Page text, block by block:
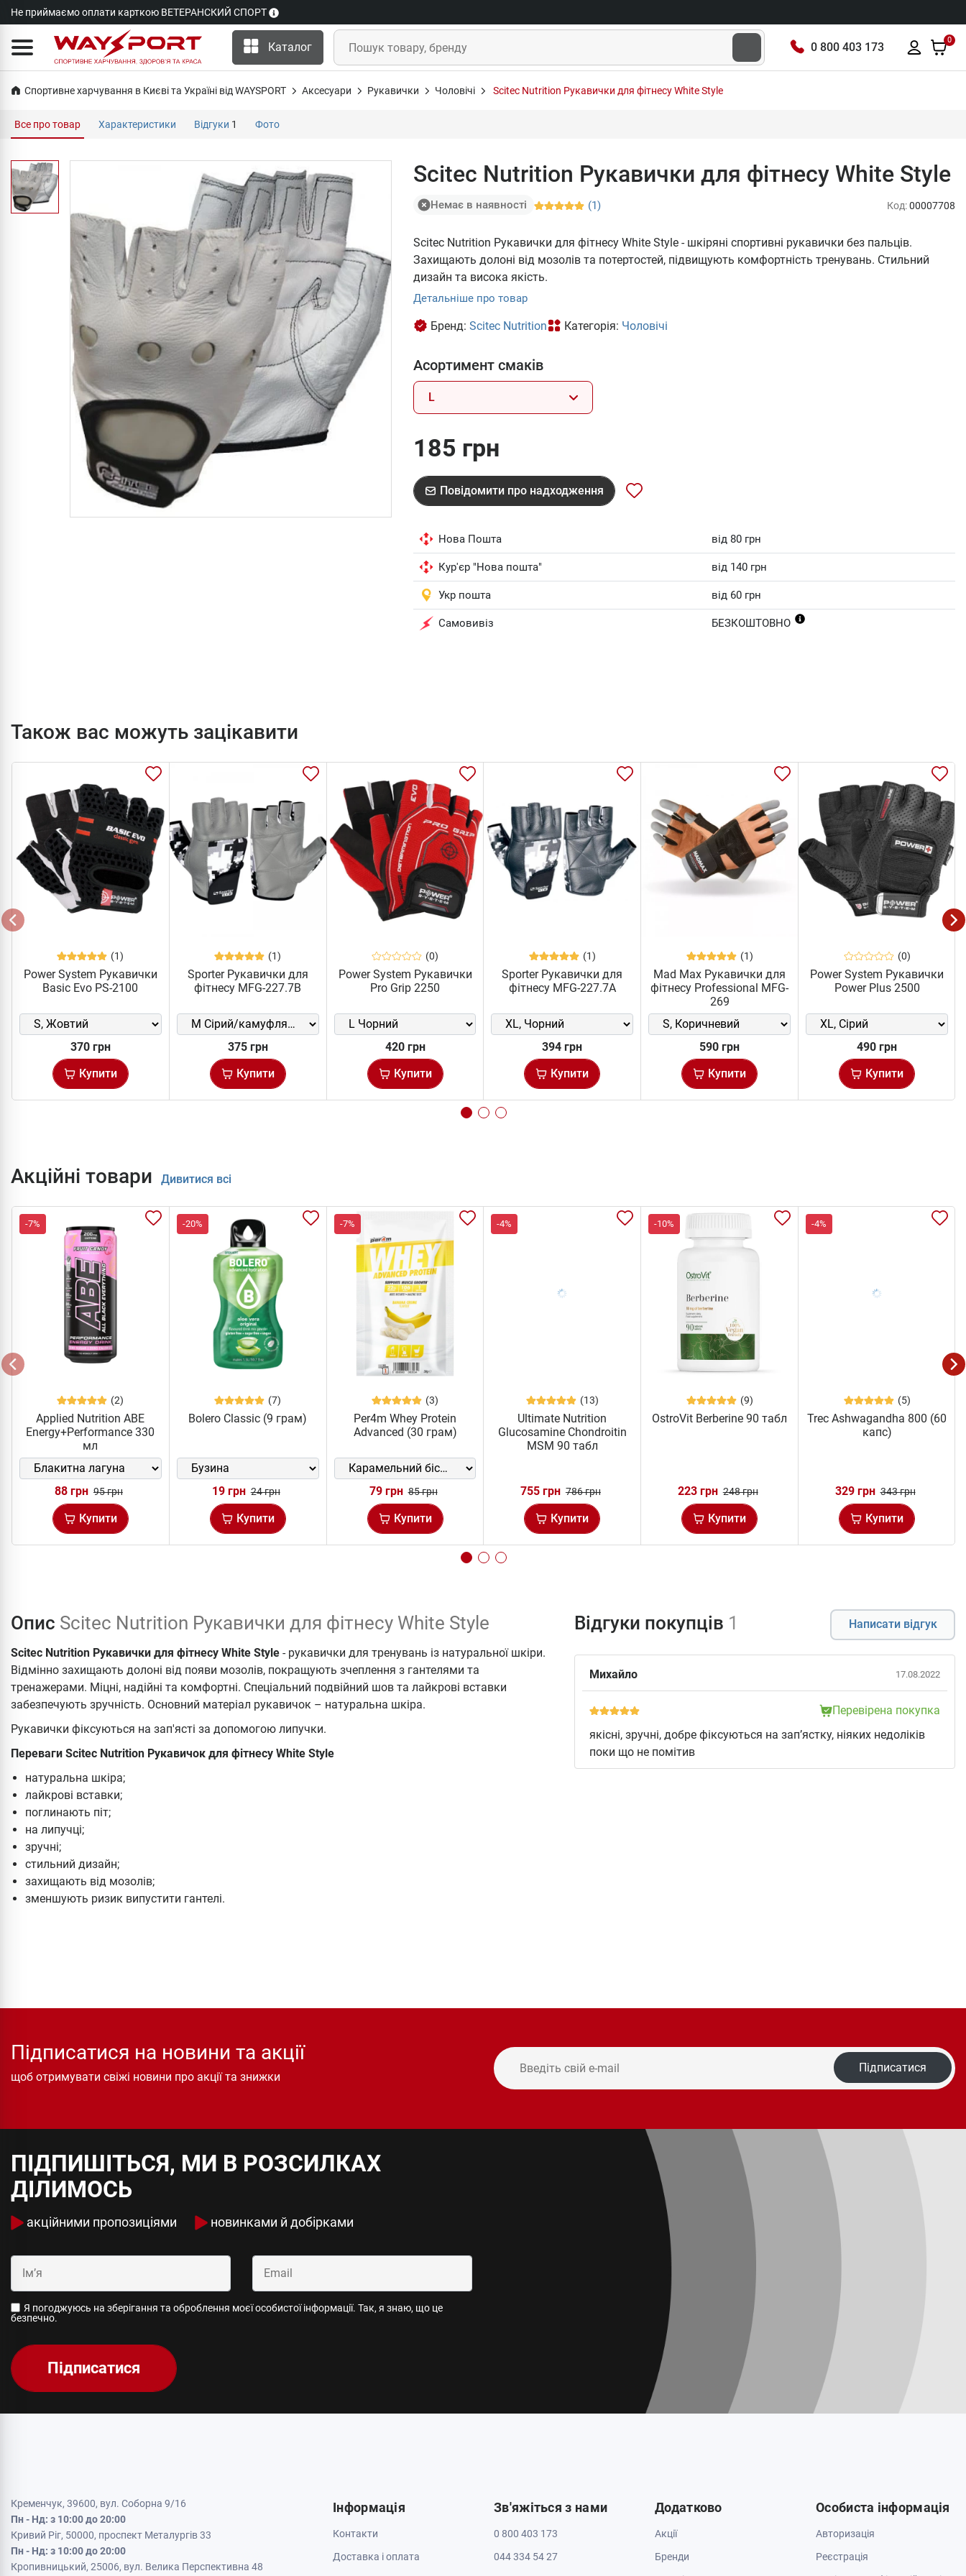
Не приймаємо оплати карткою ВЕТЕРАНСКИЙ СПОРТ
Каталог 0 800 403 173
0
Спортивне харчування в Києві та Україні від WAYSPORT Аксесуари Рукавички Чоловічі Scitec Nutrition Рукавички для фітнесу White Style
Все про товар Характеристики Відгуки 1 Фото
Scitec Nutrition Рукавички для фітнесу White Style
Немає в наявності (1) Код:00007708
Scitec Nutrition Рукавички для фітнесу White Style - шкіряні спортивні рукавички без пальців.
Захищають долоні від мозолів та потертостей, підвищують комфортність тренувань. Стильний
дизайн та висока якість.
Детальніше про товар
Бренд: Scitec Nutrition Категорія: Чоловічі
Асортимент смаків
L
185 грн
Повідомити про надходження
Нова Пошта від 80 грн
Кур'єр "Нова пошта" від 140 грн
Укр пошта від 60 грн
Самовивіз БЕЗКОШТОВНО
Також вас можуть зацікавити
(1)
Power System Рукавички
Basic Evo PS-2100
370 грн
Купити
(1)
Sporter Рукавички для
фітнесу MFG-227.7B
375 грн
Купити
(0)
Power System Рукавички
Pro Grip 2250
420 грн
Купити
(1)
Sporter Рукавички для
фітнесу MFG-227.7A
394 грн
Купити
(1)
Mad Max Рукавички для
фітнесу Professional MFG-
269
590 грн
Купити
(0)
Power System Рукавички
Power Plus 2500
490 грн
Купити
Акційні товари Дивитися всі
-7%
(2)
Applied Nutrition ABE
Energy+Performance 330
мл
88 грн 95 грн
Купити
-20%
(7)
Bolero Classic (9 грам)
19 грн 24 грн
Купити
-7%
(3)
Per4m Whey Protein
Advanced (30 грам)
79 грн 85 грн
Купити
-4%
(13)
Ultimate Nutrition
Glucosamine Chondroitin
MSM 90 табл
755 грн 786 грн
Купити
-10%
(9)
OstroVit Berberine 90 табл
223 грн 248 грн
Купити
-4%
(5)
Trec Ashwagandha 800 (60
капс)
329 грн 343 грн
Купити
Опис Scitec Nutrition Рукавички для фітнесу White Style
Scitec Nutrition Рукавички для фітнесу White Style - рукавички для тренувань із натуральної шкіри.
Відмінно захищають долоні від появи мозолів, покращують зчеплення з гантелями та
тренажерами. Міцні, надійні та комфортні. Спеціальний подвійний шов та лайкрові вставки
забезпечують зручність. Основний матеріал рукавичок – натуральна шкіра.
Рукавички фіксуються на зап'ясті за допомогою липучки.
Переваги Scitec Nutrition Рукавичок для фітнесу White Style
натуральна шкіра;
лайкрові вставки;
поглинають піт;
на липучці;
зручні;
стильний дизайн;
захищають від мозолів;
зменшують ризик випустити гантелі.
Відгуки покупців 1 Написати відгук
Михайло 17.08.2022
Перевірена покупка
якісні, зручні, добре фіксуються на зап’ястку, ніяких недоліків
поки що не помітив
Підписатися на новини та акції
щоб отримувати свіжі новини про акції та знижки
Підписатися
ПІДПИШІТЬСЯ, МИ В РОЗСИЛКАХ
ДІЛИМОСЬ
акційними пропозиціями новинками й добірками
Я погоджуюсь на зберігання та оброблення моєї особистої інформації. Так, я знаю, що це
безпечно.
Підписатися
Кременчук, 39600, вул. Соборна 9/16
Пн - Нд: з 10:00 до 20:00
Кривий Ріг, 50000, проспект Металургів 33
Пн - Нд: з 10:00 до 20:00
Кропивницький, 25006, вул. Велика Перспективна 48
Інформація
Контакти
Доставка і оплата
Зв'яжіться з нами
0 800 403 173
044 334 54 27
Додатково
Акції
Бренди
Особиста інформація
Авторизація
Реєстрація